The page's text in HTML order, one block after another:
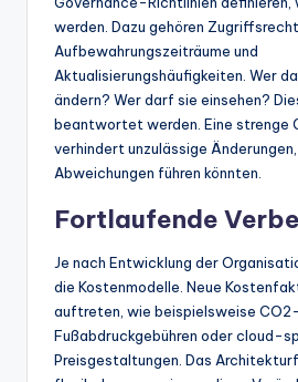
werden. Dazu gehören
Aufbewahrungszeiträume und
Aktualisierungshäufigkeiten. Wer
ändern? Wer darf sie einsehen?
beantwortet werden. Eine strenge
verhindert unzulässige
Abweichungen führen könnten.
Fortlaufende
Je nach Entwicklung der
die Kostenmodelle. Neue
auftreten, wie beispielsweise CO2-
Fußabdruckgebühren oder cloud-
Preisgestaltungen. Das